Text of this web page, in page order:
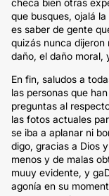
checa bien otras
que busques, ojalá
es saber de gente
quizás nunca dijeron
daño, el daño moral,
En fin, saludos a
las personas que
preguntas al
las fotos actuales
se iba a aplanar ni
digo, gracias a Dios
menos y de malas
muuy evidente, y
agonía en su